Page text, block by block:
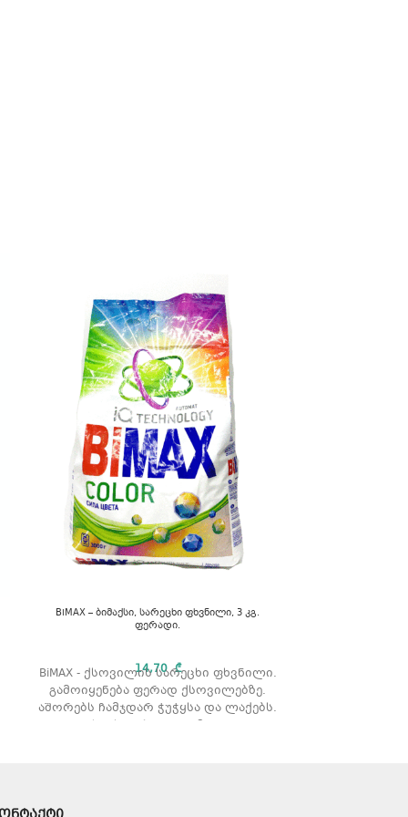
BiMAX – ბიმაქსი, სარეცხი ფხვნილი, 3 კგ.
ფერადი.
14,70₾
BiMAX - ქსოვილის სარეცხი ფხვნილი.
გამოიყენება ფერად ქსოვილებზე.
აშორებს ჩამჯდარ ჭუჭყსა და ლაქებს.
რეცხვის ტიპი: ავტომატური.
არსებულ დოზირების წესებს და